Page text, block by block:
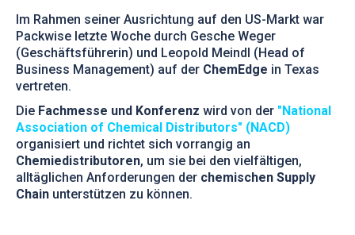
Im Rahmen seiner Ausrichtung auf den US-Markt war
Packwise letzte Woche durch Gesche Weger
(Geschäftsführerin) und Leopold Meindl (Head of
Business Management) auf der ChemEdge in Texas
vertreten.
Die Fachmesse und Konferenz wird von der "National
Association of Chemical Distributors" (NACD)
organisiert und richtet sich vorrangig an
Chemiedistributoren, um sie bei den vielfältigen,
alltäglichen Anforderungen der chemischen Supply
Chain unterstützen zu können.